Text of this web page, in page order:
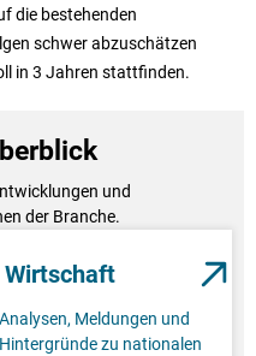
die bestehenden
schwer abzuschätzen
in 3 Jahren stattfinden.
und
der Branche.
Wirtschaft
Analysen, Meldungen und
Hintergründe zu nationalen